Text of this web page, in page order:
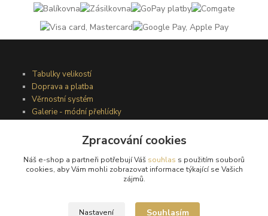
Tabulky velikostí
Doprava a platba
Věrnostní systém
Galerie - módní přehlídky
Podmínky užití webového rozhraní
Obchodní podmínky
Zpracování cookies
Náš e-shop a partneři potřebují Váš souhlas s použitím souborů
cookies, aby Vám mohli zobrazovat informace týkající se Vašich
zájmů.
Nastavení Souhlasím